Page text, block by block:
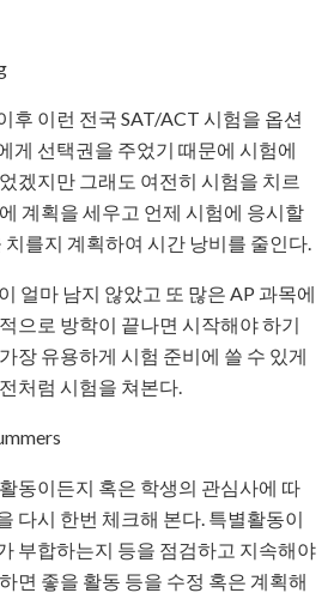
후 이런 전국 SAT/ACT 시험을 옵션
게 선택권을 주었기 때문에 시험에
겠지만 그래도 여전히 시험을 치르
계획을 세우고 언제 시험에 응시할
치를지 계획하여 시간 낭비를 줄인다.
얼마 남지 않았고 또 많은 AP 과목에
으로 방학이 끝나면 시작해야 하기
장 유용하게 시험 준비에 쓸 수 있게
처럼 시험을 쳐본다.
동이든지 혹은 학생의 관심사에 따
다시 한번 체크해 본다. 특별활동이
부합하는지 등을 점검하고 지속해야
면 좋을 활동 등을 수정 혹은 계획해